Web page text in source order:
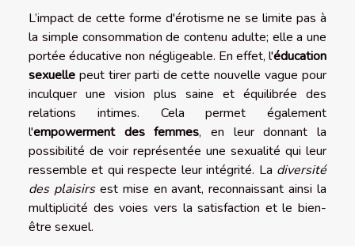
L’impact de cette forme d'érotisme ne se limite pas à
la simple consommation de contenu adulte; elle a une
portée éducative non négligeable. En effet, l'éducation
sexuelle peut tirer parti de cette nouvelle vague pour
inculquer une vision plus saine et équilibrée des
relations intimes. Cela permet également
l'empowerment des femmes, en leur donnant la
possibilité de voir représentée une sexualité qui leur
ressemble et qui respecte leur intégrité. La diversité
des plaisirsest mise en avant, reconnaissant ainsi la
multiplicité des voies vers la satisfaction et le bien-
être sexuel.